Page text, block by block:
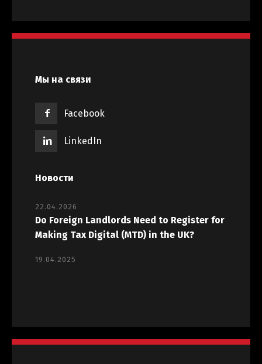
Мы на связи
Facebook
LinkedIn
Новости
22.04.2026
Do Foreign Landlords Need to Register for
Making Tax Digital (MTD) in the UK?
19.04.2025